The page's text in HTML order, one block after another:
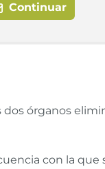
Continuar
órganos
con la que